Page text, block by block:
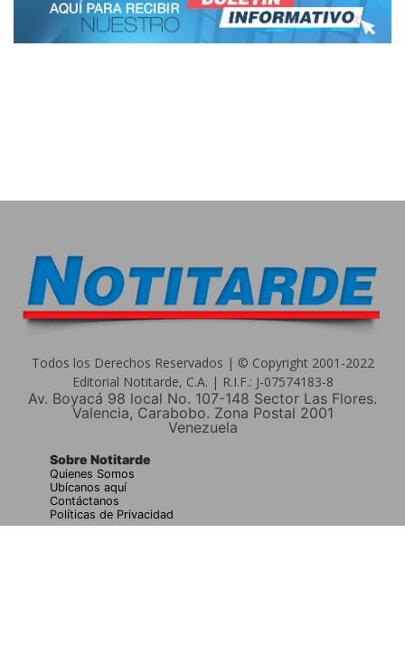
Todos los Derechos Reservados | © Copyright 2001-2022
Editorial Notitarde, C.A. | R.I.F.: J-07574183-8
Av. Boyacá 98 local No. 107-148 Sector Las Flores.
Valencia, Carabobo. Zona Postal 2001
Venezuela
Sobre Notitarde
Quienes Somos
Ubícanos aquí
Contáctanos
Políticas de Privacidad